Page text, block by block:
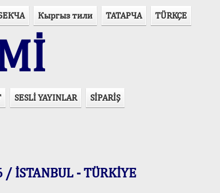
Кыргыз тили ТАТАРЧА TÜRKÇE
SESLİ YAYINLAR SİPARİŞ
İSTANBUL - TÜRKİYE